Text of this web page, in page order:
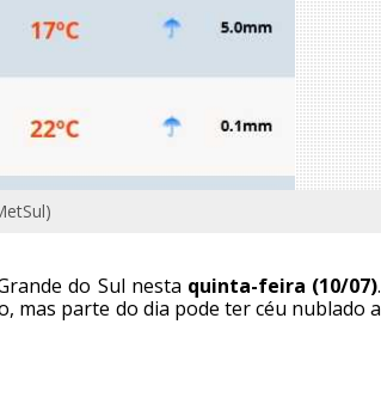
do Sul nesta quinta-feira (10/07).
mas parte do dia pode ter céu nublado a